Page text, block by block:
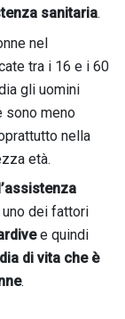
sanitaria.
nel
tra i 16 e i 60
gli uomini
sono meno
nella
età.
uno dei fattori
e quindi
di vita che è
.